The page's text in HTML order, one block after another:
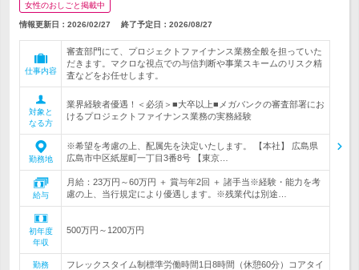
女性のおしごと掲載中
情報更新日：2026/02/27 終了予定日： 2026/08/27
仕事内容
審査部門にて、プロジェクトファイナンス業務全般を担っていた
だきます。マクロな視点での与信判断や事業スキームのリスク精
査などをお任せします。
対象と
なる方
業界経験者優遇！＜必須＞■大卒以上■メガバンクの審査部署にお
けるプロジェクトファイナンス業務の実務経験
勤務地
※希望を考慮の上、配属先を決定いたします。 【本社】 広島県
広島市中区紙屋町一丁目3番8号 【東京…
給与
月給：23万円～60万円 ＋ 賞与年2回 ＋ 諸手当※経験・能力を考
慮の上、当行規定により優遇します。※残業代は別途…
初年度
年収
500万円～1200万円
勤務
フレックスタイム制標準労働時間1日8時間（休憩60分）コアタイ